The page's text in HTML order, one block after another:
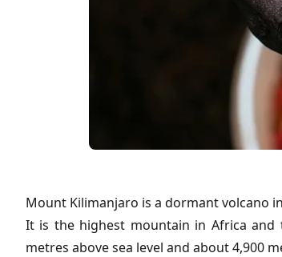
Mount Kilimanjaro is a dormant volcano
It is the highest mountain in Africa and
metres above sea level and about 4,900